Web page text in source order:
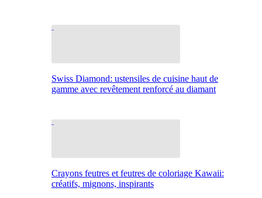
Swiss Diamond: ustensiles de cuisine haut de
gamme avec revêtement renforcé au diamant
Crayons feutres et feutres de coloriage Kawaii:
créatifs, mignons, inspirants